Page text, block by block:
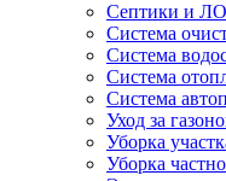
Септики и
Система
Система
Система
Система
Уход за
Уборка
Уборка